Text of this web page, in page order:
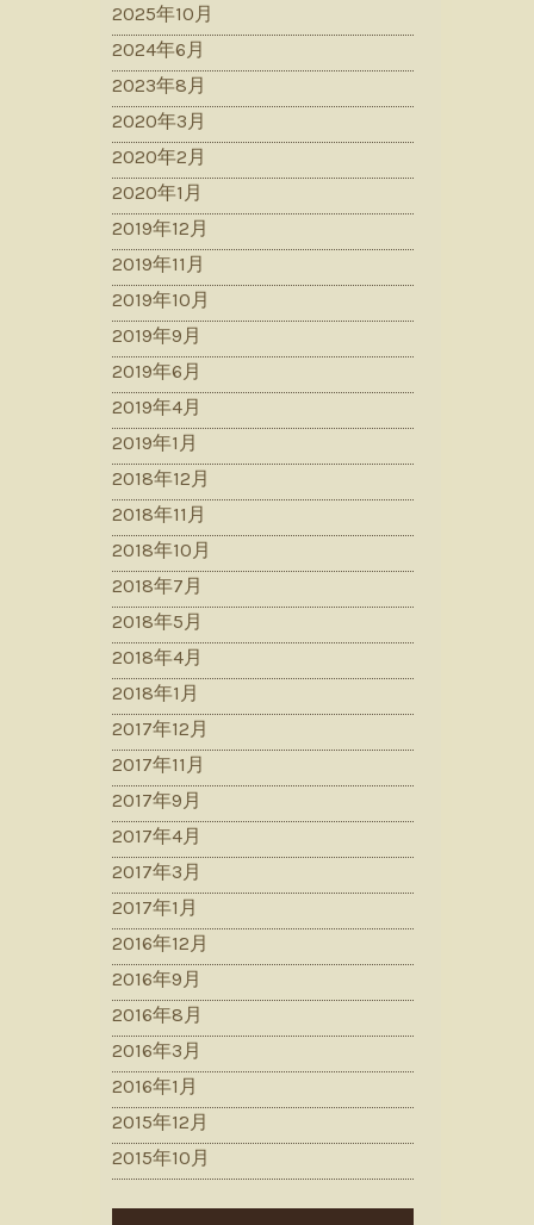
2025年10月
2024年6月
2023年8月
2020年3月
2020年2月
2020年1月
2019年12月
2019年11月
2019年10月
2019年9月
2019年6月
2019年4月
2019年1月
2018年12月
2018年11月
2018年10月
2018年7月
2018年5月
2018年4月
2018年1月
2017年12月
2017年11月
2017年9月
2017年4月
2017年3月
2017年1月
2016年12月
2016年9月
2016年8月
2016年3月
2016年1月
2015年12月
2015年10月